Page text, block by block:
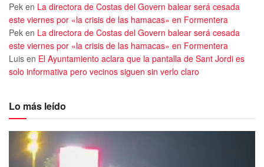
Pek en La directora de Costas del Govern balear será cesada
este viernes por «la crisis de las hamacas» en Formentera
Pek en La directora de Costas del Govern balear será cesada
este viernes por «la crisis de las hamacas» en Formentera
Luis en El Ayuntamiento aclara que la pantalla de Sant Jordi es
solo informativa pero vecinos siguen sin verlo claro
Lo más leído